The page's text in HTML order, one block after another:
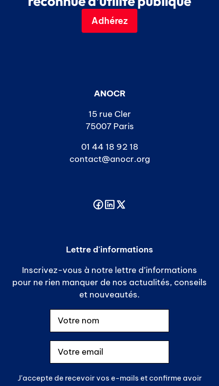
Adhérez
ANOCR
15 rue Cler
75007 Paris
01 44 18 92 18
contact@anocr.org
Lettre d'informations
Inscrivez-vous à notre lettre d’informations
pour ne rien manquer de nos actualités, conseils
et nouveautés.
J'accepte de recevoir vos e-mails et confirme avoir